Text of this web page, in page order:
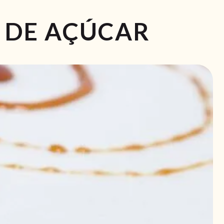
AÇÚCAR